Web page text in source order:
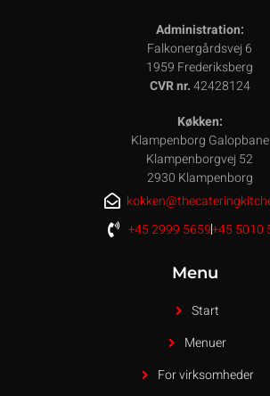
Administration:
Falkonergårdsvej 6
1959 Frederiksberg
CVR nr.42428124
Køkken:
Klampenborg Galopbane
Klampenborgvej 52
2930 Klampenborg
+45 2999 5659+45 5010
Menu
Start
Menuer
For virksomheder